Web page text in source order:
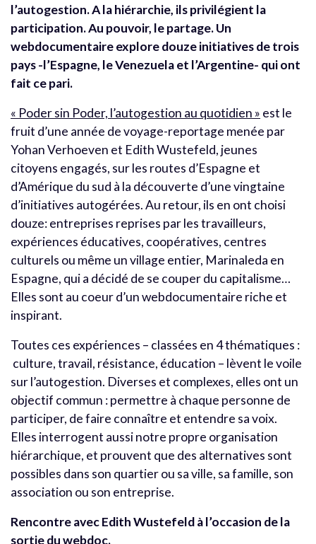
l’autogestion. A la hiérarchie, ils privilégient la
participation. Au pouvoir, le partage. Un
webdocumentaire explore douze initiatives de trois
pays -l’Espagne, le Venezuela et l’Argentine- qui ont
fait ce pari.
« Poder sin Poder, l’autogestion au quotidien » est le
fruit d’une année de voyage-reportage menée par
Yohan Verhoeven et Edith Wustefeld, jeunes
citoyens engagés, sur les routes d’Espagne et
d’Amérique du sud à la découverte d’une vingtaine
d’initiatives autogérées. Au retour, ils en ont choisi
douze: entreprises reprises par les travailleurs,
expériences éducatives, coopératives, centres
culturels ou même un village entier, Marinaleda en
Espagne, qui a décidé de se couper du capitalisme…
Elles sont au coeur d’un webdocumentaire riche et
inspirant.
Toutes ces expériences – classées en 4 thématiques :
culture, travail, résistance, éducation – lèvent le voile
sur l’autogestion. Diverses et complexes, elles ont un
objectif commun : permettre à chaque personne de
participer, de faire connaître et entendre sa voix.
Elles interrogent aussi notre propre organisation
hiérarchique, et prouvent que des alternatives sont
possibles dans son quartier ou sa ville, sa famille, son
association ou son entreprise.
Rencontre avec Edith Wustefeld à l’occasion de la
sortie du webdoc.